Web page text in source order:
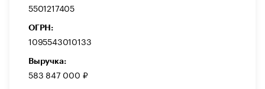
5501217405
ОГРН:
1095543010133
Выручка:
583 847 000 ₽